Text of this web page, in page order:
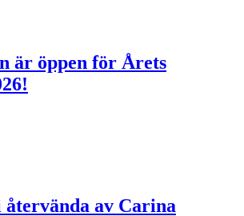
är öppen för Årets
återvända av Carina